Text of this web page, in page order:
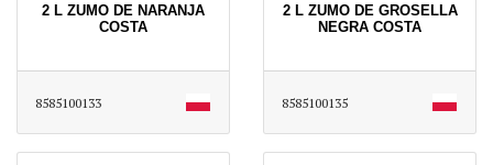
2 L ZUMO DE NARANJA
COSTA
8585100133
2 L ZUMO DE GROSELLA
NEGRA COSTA
8585100135